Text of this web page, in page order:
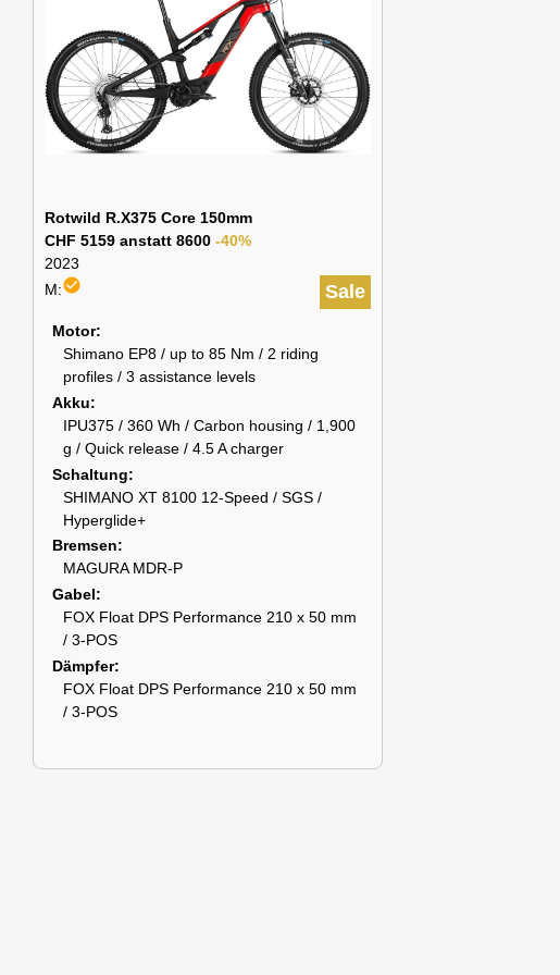
Rotwild R.X375 Core 150mm
CHF 5159 anstatt 8600 -40%
2023
Sale
M:check_circle
Motor
Shimano EP8 / up to 85 Nm / 2 riding
profiles / 3 assistance levels
Akku
IPU375 / 360 Wh / Carbon housing / 1,900
g / Quick release / 4.5 A charger
Schaltung
SHIMANO XT 8100 12-Speed / SGS /
Hyperglide+
Bremsen
MAGURA MDR-P
Gabel
FOX Float DPS Performance 210 x 50 mm
/ 3-POS
Dämpfer
FOX Float DPS Performance 210 x 50 mm
/ 3-POS